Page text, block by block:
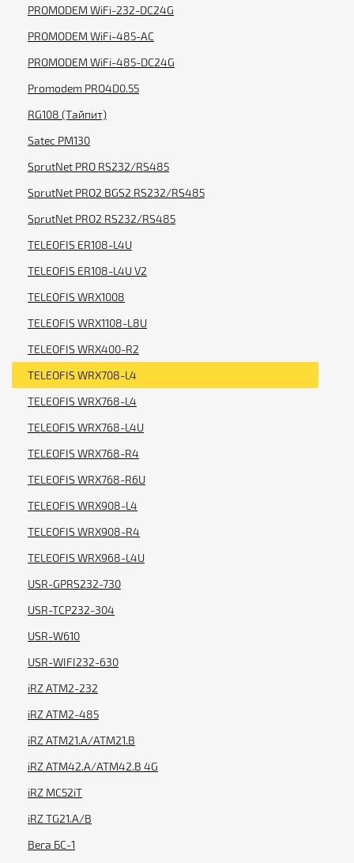
PROMODEM WiFi-232-DC24G
PROMODEM WiFi-485-AC
PROMODEM WiFi-485-DC24G
Promodem PRO4D0.55
RG108 (Тайпит)
Satec PM130
SprutNet PRO RS232/RS485
SprutNet PRO2 BGS2 RS232/RS485
SprutNet PRO2 RS232/RS485
TELEOFIS ER108-L4U
TELEOFIS ER108-L4U V2
TELEOFIS WRX1008
TELEOFIS WRX1108-L8U
TELEOFIS WRX400-R2
TELEOFIS WRX708-L4
TELEOFIS WRX768-L4
TELEOFIS WRX768-L4U
TELEOFIS WRX768-R4
TELEOFIS WRX768-R6U
TELEOFIS WRX908-L4
TELEOFIS WRX908-R4
TELEOFIS WRX968-L4U
USR-GPRS232-730
USR-TCP232-304
USR-W610
USR-WIFI232-630
iRZ ATM2-232
iRZ ATM2-485
iRZ ATM21.А/ATM21.B
iRZ ATM42.А/ATM42.B 4G
iRZ MC52iT
iRZ TG21.A/B
Вега БС-1